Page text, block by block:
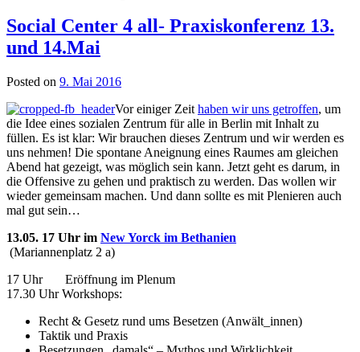
Social Center 4 all- Praxiskonferenz 13.
und 14.Mai
Posted on 9. Mai 2016
Vor einiger Zeit haben wir uns getroffen, um
die Idee eines sozialen Zentrum für alle in Berlin mit Inhalt zu
füllen. Es ist klar: Wir brauchen dieses Zentrum und wir werden es
uns nehmen! Die spontane Aneignung eines Raumes am gleichen
Abend hat gezeigt, was möglich sein kann. Jetzt geht es darum, in
die Offensive zu gehen und praktisch zu werden. Das wollen wir
wieder gemeinsam machen. Und dann sollte es mit Plenieren auch
mal gut sein…
13.05. 17 Uhr im New Yorck im Bethanien
(Mariannenplatz 2 a)
17 Uhr Eröffnung im Plenum
17.30 Uhr Workshops:
Recht & Gesetz rund ums Besetzen (Anwält_innen)
Taktik und Praxis